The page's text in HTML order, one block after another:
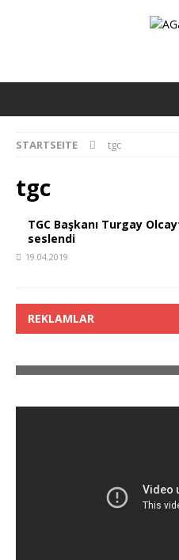
STARTSEITE tgc
tgc
TGC Başkanı Turgay
seslendi
19.04.2019
REKLAMLAR